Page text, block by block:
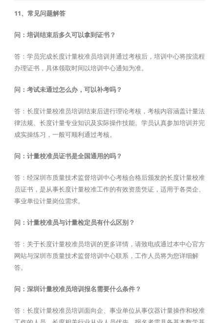
11、常见问题解答
问：培训结束后多久可以拿到证书？
答：学员完成长度计量校准员培训并通过考核后，培训中心将按流程
办理证书，具体领取时间以培训中心通知为准。
问：考试未通过怎么办，可以补考吗？
答：长度计量校准员培训结束后进行理论考核，考核内容涵盖计量法
律法规、长度计量专业知识及实际操作技能。学员认真参加培训并完
成实操练习，一般可顺利通过考核。
问：计量校准员证书是全国通用的吗？
答：经深圳市质量技术监督培训中心考核合格后颁发的长度计量校准
员证书，是从事长度计量校准工作的有效资质凭证，适用于各类企、
事业单位计量岗位需求。
问：计量校准员与计量检定员有什么区别？
答：关于长度计量校准员培训的更多详情，请致电或通过本中心官方
网站与深圳市质量技术监督培训中心联系，工作人员将为您详细解
答。
问：深圳计量校准员培训报名需要什么条件？
答：长度计量校准员培训面向企、事业单位从事仪器计量操作和校准